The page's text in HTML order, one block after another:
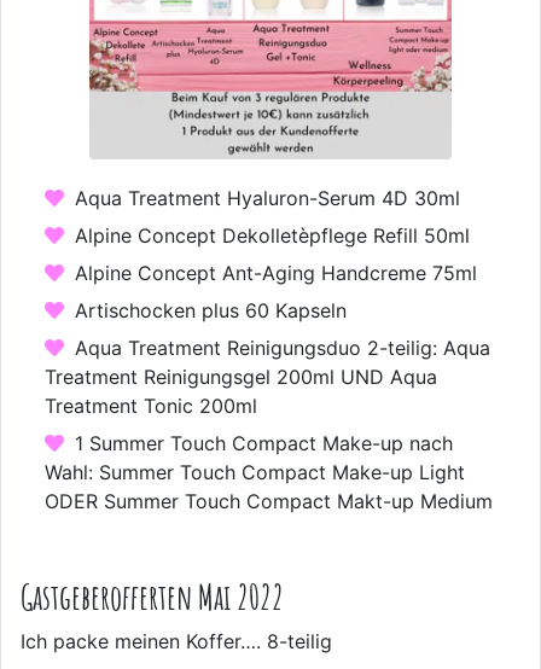
Aqua Treatment Hyaluron-Serum 4D 30ml
Alpine Concept Dekolletèpflege Refill 50ml
Alpine Concept Ant-Aging Handcreme 75ml
Artischocken plus 60 Kapseln
Aqua Treatment Reinigungsduo 2-teilig: Aqua
Treatment Reinigungsgel 200ml UND Aqua
Treatment Tonic 200ml
1 Summer Touch Compact Make-up nach
Wahl: Summer Touch Compact Make-up Light
ODER Summer Touch Compact Makt-up Medium
Gastgeberofferten Mai 2022
Ich packe meinen Koffer…. 8-teilig